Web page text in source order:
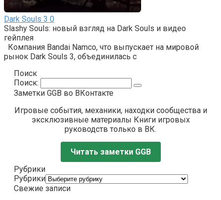
Dark Souls 3 0
Slashy Souls: новый взгляд на Dark Souls и видео
гейплея
Компания Bandai Namco, что выпускает на мировой
рынок Dark Souls 3, объединилась с
Поиск
Поиск:
Заметки GGB во ВКонтакте
Игровые события, механики, находки сообщества и
эксклюзивные материалы Книги игровых
руководств только в ВК.
Читать заметки GGB
Рубрики
Рубрики
Свежие записи